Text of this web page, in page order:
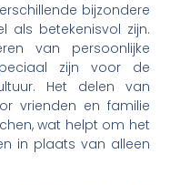
bijzondere
als betekenisvol zijn.
van persoonlijke
zijn voor de
Het delen van
vrienden en familie
wat helpt om het
in plaats van alleen